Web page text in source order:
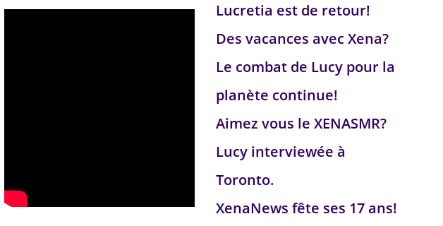
WENTWORTH–
Lucretia est de retour!
Des vacances avec Xena?
Le combat de Lucy pour la
planète continue!
Aimez vous le XENASMR?
Lucy interviewée à
Toronto.
XenaNews fête ses 17 ans!